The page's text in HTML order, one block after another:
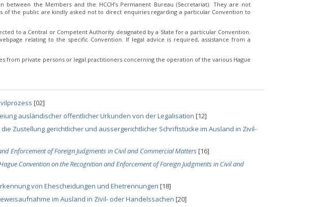
the Members and the HCCH’s Permanent Bureau (Secretariat). They are not
the public are kindly asked not to direct enquiries regarding a particular Convention to
to a Central or Competent Authority designated by a State for a particular Convention.
relating to the specific Convention. If legal advice is required, assistance from a
from private persons or legal practitioners concerning the operation of the various Hague
[02]
ausländischer öffentlicher Urkunden von der Legalisation [12]
Zustellung gerichtlicher und aussergerichtlicher Schriftstücke im Ausland in Zivil-
Enforcement of Foreign Judgments in Civil and Commercial Matters[16]
Convention on the Recognition and Enforcement of Foreign Judgments in Civil and
von Ehescheidungen und Ehetrennungen [18]
im Ausland in Zivil- oder Handelssachen [20]